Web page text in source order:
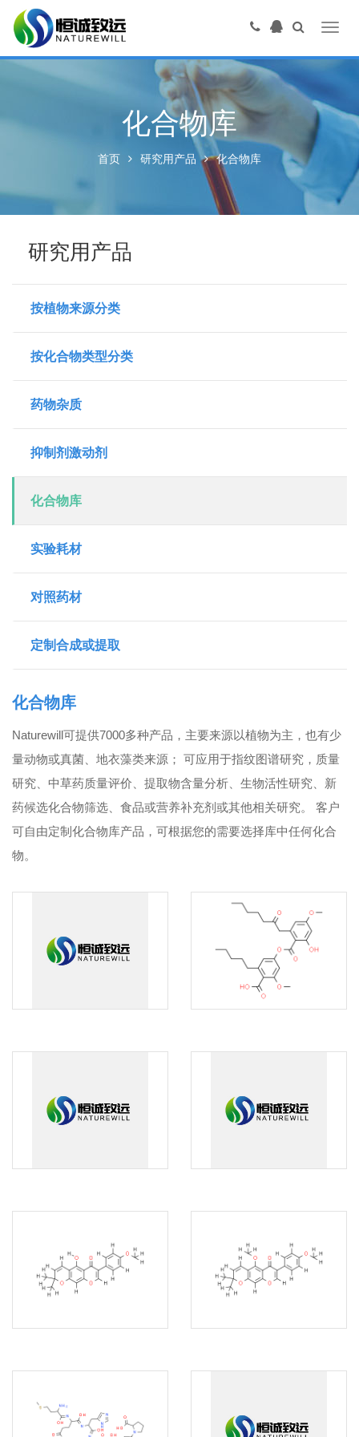
化合物库
首页 研究用产品 化合物库
研究用产品
按植物来源分类
按化合物类型分类
药物杂质
抑制剂激动剂
化合物库
实验耗材
对照药材
定制合成或提取
化合物库
Naturewill可提供7000多种产品，主要来源以植物为主，也有少
量动物或真菌、地衣藻类来源； 可应用于指纹图谱研究，质量
研究、中草药质量评价、提取物含量分析、生物活性研究、新
药候选化合物筛选、食品或营养补充剂或其他相关研究。 客户
可自由定制化合物库产品，可根据您的需要选择库中任何化合
物。